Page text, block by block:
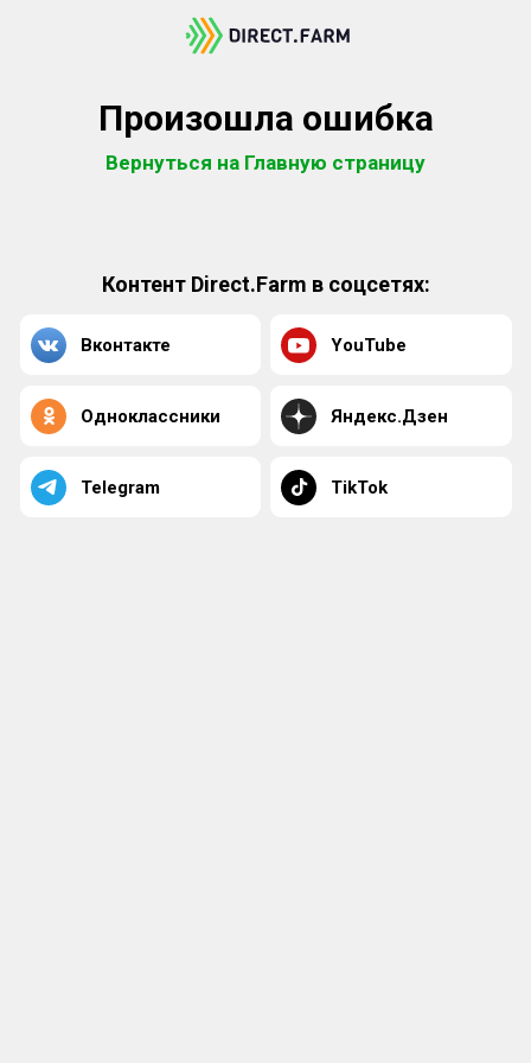
Произошла ошибка
Вернуться на Главную страницу
Контент Direct.Farm в соцсетях:
Вконтакте YouTube
Одноклассники Яндекс.Дзен
Telegram TikTok